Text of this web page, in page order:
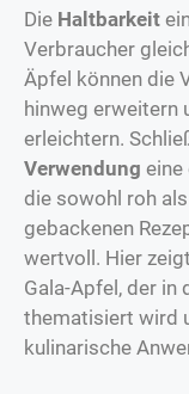
Die Haltbarkeit
Verbraucher
Äpfel können die
hinweg erweitern
erleichtern.
Verwendung eine
die sowohl roh
gebackenen
wertvoll. Hier
Gala-Apfel, der in
thematisiert wird
kulinarische